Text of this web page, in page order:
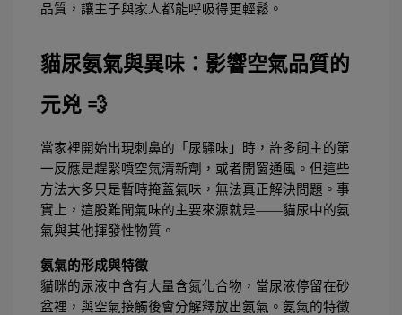
品質，讓主子與家人都能呼吸得更輕鬆。
貓尿氨氣與異味：影響空氣品質的
元兇 💨
當家裡開始出現刺鼻的「尿騷味」時，許多飼主的第
一反應是趕緊噴空氣清新劑，或者開窗通風。但這些
方法大多只是暫時掩蓋氣味，無法真正解決問題。事
實上，這股難聞氣味的主要來源就是——貓尿中的氨
氣與其他揮發性物質。
氨氣的形成與特徵
貓咪的尿液中含有大量含氮化合物，當尿液停留在砂
盆裡，與空氣接觸後會分解釋放出氨氣。氨氣的特徵